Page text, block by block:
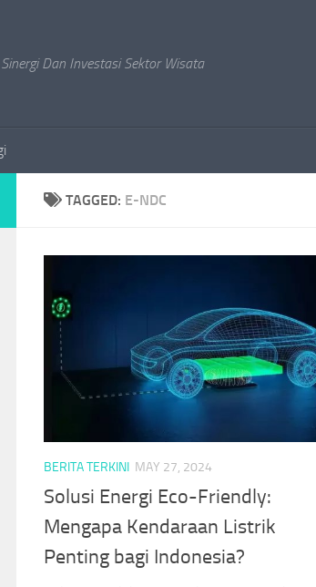
Sinergi Dan Investasi Sektor Wisata
TAGGED: E-NDC
BERITA TERKINI MAY 27, 2024
Solusi Energi Eco-Friendly:
Mengapa Kendaraan Listrik
Penting bagi Indonesia?